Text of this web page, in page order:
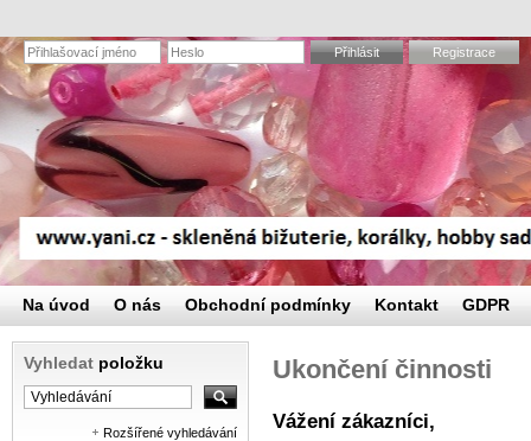
Přihlásit Registrace
Vyhledat položku
Rozšířené vyhledávání
Ukončení činnosti
Vážení zákazníci,
Na úvod O nás Obchodní podmínky Kontakt GDPR